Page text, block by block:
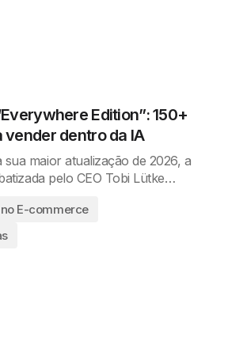
Edition”: 150+
dentro da IA
maior atualização de 2026, a
pelo CEO Tobi Lütke…
no E-commerce